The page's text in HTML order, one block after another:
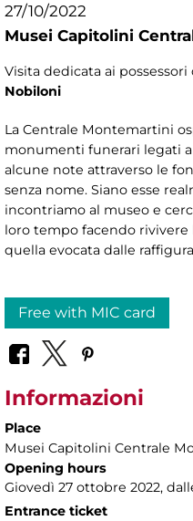
27/10/2022
Musei Capitolini
Visita dedicata ai possessori
Nobiloni
La Centrale Montemartini
monumenti funerari legati
alcune note attraverso le
senza nome. Siano esse
incontriamo al museo e
loro tempo facendo rivivere
quella evocata dalle
Free with MIC card
Informazioni
Place
Musei Capitolini Centrale
Opening hours
Giovedì 27 ottobre 2022,
Entrance ticket